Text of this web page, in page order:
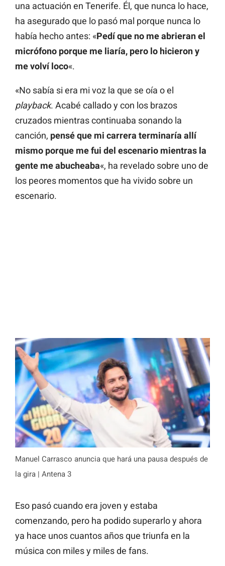
una actuación en Tenerife. Él, que nunca lo hace,
ha asegurado que lo pasó mal porque nunca lo
había hecho antes: «Pedí que no me abrieran el
micrófono porque me liaría, pero lo hicieron y
me volví loco«.
«No sabía si era mi voz la que se oía o el
playback. Acabé callado y con los brazos
cruzados mientras continuaba sonando la
canción, pensé que mi carrera terminaría allí
mismo porque me fui del escenario mientras la
gente me abucheaba«, ha revelado sobre uno de
los peores momentos que ha vivido sobre un
escenario.
Manuel Carrasco anuncia que hará una pausa después de
la gira | Antena 3
Eso pasó cuando era joven y estaba
comenzando, pero ha podido superarlo y ahora
ya hace unos cuantos años que triunfa en la
música con miles y miles de fans.